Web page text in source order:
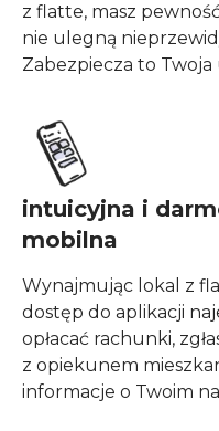
z flatte, masz
nie ulegną
Zabezpiecza to Twoja
intuicyjna i
mobilna
Wynajmując lokal z
dostęp do aplikacji
opłacać rachunki,
z opiekunem
informacje o Twoim